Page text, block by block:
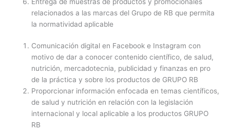
relacionados a las marcas del Grupo de RB que permita
la normatividad aplicable
Comunicación digital en Facebook e Instagram con
motivo de dar a conocer contenido científico, de salud,
nutrición, mercadotecnia, publicidad y finanzas en pro
de la práctica y sobre los productos de GRUPO RB
Proporcionar información enfocada en temas científicos,
de salud y nutrición en relación con la legislación
internacional y local aplicable a los productos GRUPO
RB